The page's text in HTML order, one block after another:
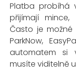
Platba probíhá
přijímají
Často je
ParkNow,
automatem si
musíte viditelně